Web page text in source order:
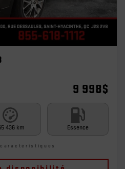
9 998$
436 km Essence